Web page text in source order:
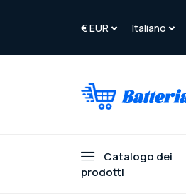
Catalogo dei
prodotti